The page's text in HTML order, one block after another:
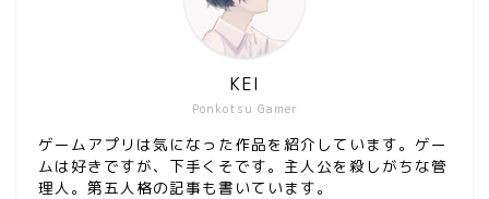
Ponkotsu Gamer
KEI
ゲームアプリは気になった作品を紹介しています。ゲー
ムは好きですが、下手くそです。主人公を殺しがちな管
理人。第五人格の記事も書いています。